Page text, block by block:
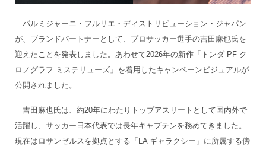
パルミジャーニ・フルリエ・ディストリビューション・ジャパン
が、ブランドパートナーとして、プロサッカー選手の吉田麻也氏を
迎えたことを発表しました。あわせて2026年の新作「トンダ PF ク
ロノグラフ ミステリューズ」を着用したキャンペーンビジュアルが
公開されました。
吉田麻也氏は、約20年にわたりトップアスリートとして国内外で
活躍し、サッカー日本代表では長年キャプテンを務めてきました。
現在はロサンゼルスを拠点とする「LA ギャラクシー」に所属する傍